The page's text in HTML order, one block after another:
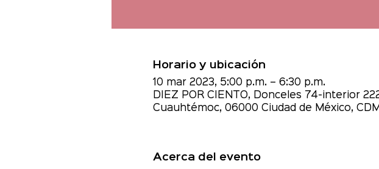
Horario y ubicación
10 mar 2023, 5:00 p.m. – 6:30 p.m.
DIEZ POR CIENTO, Donceles 74-interior
Cuauhtémoc, 06000 Ciudad de México,
Acerca del evento